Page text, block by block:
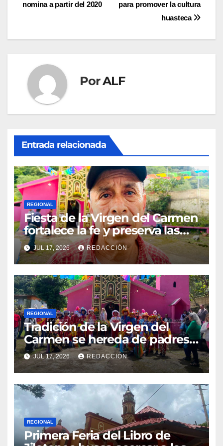
entradas
para promover la cultura
huasteca
nomina a partir del 2020
PorALF
Entrada relacionada
REGIONAL
Fiesta de la Virgen del Carmen
fortalece la fe y preserva las
tradiciones en El Esquilón
JUL 17, 2026 REDACCIÓN
REGIONAL
Tradición de la Virgen del
Carmen se hereda de padres a
hijos en El Esquilón, Jilotepec
JUL 17, 2026 REDACCIÓN
REGIONAL
Primera Feria del Libro de